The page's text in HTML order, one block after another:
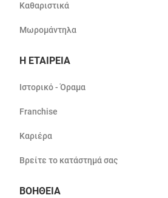
Καθαριστικά
Μωρομάντηλα
Η ΕΤΑΙΡΕΙΑ
Ιστορικό - Όραμα
Franchise
Καριέρα
Βρείτε το κατάστημά σας
ΒΟΗΘΕΙΑ